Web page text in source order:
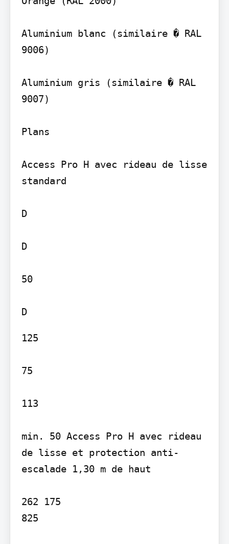
Aluminium blanc (similaire � RAL
9006)
Aluminium gris (similaire � RAL
9007)
Plans
Access Pro H avec rideau de lisse
standard
D
D
50
D
125
75
113
min. 50 Access Pro H avec rideau
de lisse et protection anti-
escalade 1,30 m de haut
262 175
825